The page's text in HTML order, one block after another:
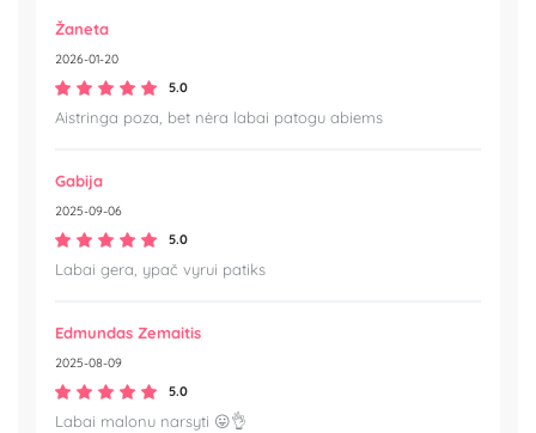
Žaneta
2026-01-20
5.0
Aistringa poza, bet nėra labai patogu abiems
Gabija
2025-09-06
5.0
Labai gera, ypač vyrui patiks
Edmundas Zemaitis
2025-08-09
5.0
Labai malonu narsyti 😛👌